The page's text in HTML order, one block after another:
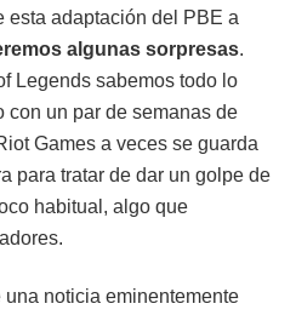
esta adaptación del PBE a
algunas sorpresas.
Legends sabemos todo lo
con un par de semanas de
Games a veces se guarda
para tratar de dar un golpe de
habitual, algo que
noticia eminentemente